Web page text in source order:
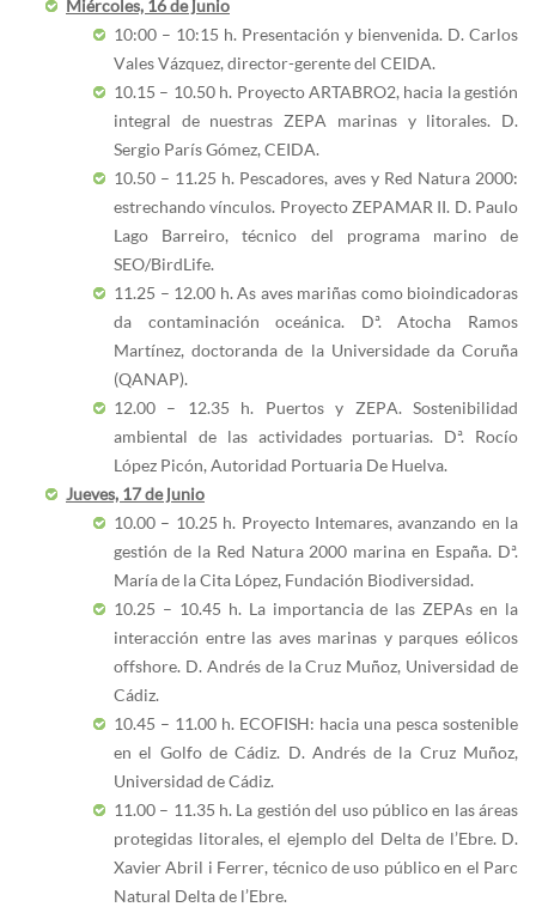
Miércoles, 16 de junio
10:00 – 10:15 h. Presentación y bienvenida. D. Carlos
Vales Vázquez, director-gerente del CEIDA.
10.15 – 10.50 h. Proyecto ARTABRO2, hacia la gestión
integral de nuestras ZEPA marinas y litorales. D.
Sergio París Gómez, CEIDA.
10.50 – 11.25 h. Pescadores, aves y Red Natura 2000:
estrechando vínculos. Proyecto ZEPAMAR II. D. Paulo
Lago Barreiro, técnico del programa marino de
SEO/BirdLife.
11.25 – 12.00 h. As aves mariñas como bioindicadoras
da contaminación oceánica. Dª. Atocha Ramos
Martínez, doctoranda de la Universidade da Coruña
(QANAP).
12.00 – 12.35 h. Puertos y ZEPA. Sostenibilidad
ambiental de las actividades portuarias. Dª. Rocío
López Picón, Autoridad Portuaria De Huelva.
Jueves, 17 de junio
10.00 – 10.25 h. Proyecto Intemares, avanzando en la
gestión de la Red Natura 2000 marina en España. Dª.
María de la Cita López, Fundación Biodiversidad.
10.25 – 10.45 h. La importancia de las ZEPAs en la
interacción entre las aves marinas y parques eólicos
offshore. D. Andrés de la Cruz Muñoz, Universidad de
Cádiz.
10.45 – 11.00 h. ECOFISH: hacia una pesca sostenible
en el Golfo de Cádiz. D. Andrés de la Cruz Muñoz,
Universidad de Cádiz.
11.00 – 11.35 h. La gestión del uso público en las áreas
protegidas litorales, el ejemplo del Delta de l’Ebre. D.
Xavier Abril i Ferrer, técnico de uso público en el Parc
Natural Delta de l’Ebre.